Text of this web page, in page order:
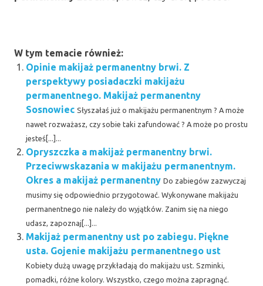
W tym temacie również:
Opinie makijaż permanentny brwi. Z
perspektywy posiadaczki makijażu
permanentnego. Makijaż permanentny
Sosnowiec Słyszałaś już o makijażu permanentnym ? A może
nawet rozważasz, czy sobie taki zafundować ? A może po prostu
jesteś[...]...
Opryszczka a makijaż permanentny brwi.
Przeciwwskazania w makijażu permanentnym.
Okres a makijaż permanentny Do zabiegów zazwyczaj
musimy się odpowiednio przygotować. Wykonywane makijażu
permanentnego nie należy do wyjątków. Zanim się na niego
udasz, zapoznaj[...]...
Makijaż permanentny ust po zabiegu. Piękne
usta. Gojenie makijażu permanentnego ust
Kobiety dużą uwagę przykładają do makijażu ust. Szminki,
pomadki, różne kolory. Wszystko, czego można zapragnąć.